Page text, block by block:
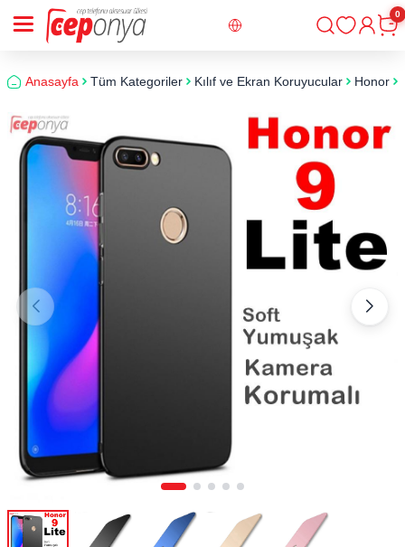
Giriş
0
Anasayfa Tüm Kategoriler Kılıf ve Ekran Koruyucular Honor